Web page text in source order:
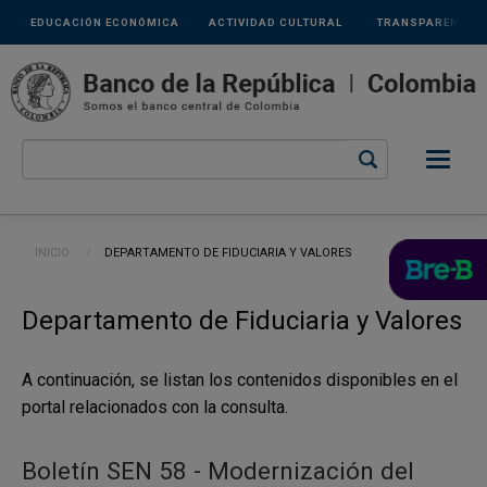
Pasar al contenido principal
Links
secundarios
ACTIVIDAD CULTURAL
EDUCACIÓN ECONÓMICA TRANSPARENCIA
Ruta de navegación
INICIO CURRENT:
DEPARTAMENTO DE FIDUCIARIA Y VALORES
Departamento de Fiduciaria y Valores
A continuación, se listan los contenidos disponibles en el
portal relacionados con la consulta.
Boletín SEN 58 - Modernización del